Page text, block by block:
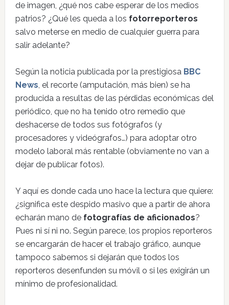
de imagen, ¿qué nos cabe esperar de los medios
patrios? ¿Qué les queda a los fotorreporteros
salvo meterse en medio de cualquier guerra para
salir adelante?
Según la noticia publicada por la prestigiosa BBC
News, el recorte (amputación, más bien) se ha
producida a resultas de las pérdidas económicas del
periódico, que no ha tenido otro remedio que
deshacerse de todos sus fotógrafos (y
procesadores y videógrafos…) para adoptar otro
modelo laboral más rentable (obviamente no van a
dejar de publicar fotos).
Y aquí es donde cada uno hace la lectura que quiere:
¿significa este despido masivo que a partir de ahora
echarán mano de fotografías de aficionados?
Pues ni sí ni no. Según parece, los propios reporteros
se encargarán de hacer el trabajo gráfico, aunque
tampoco sabemos si dejarán que todos los
reporteros desenfunden su móvil o si les exigirán un
mínimo de profesionalidad.